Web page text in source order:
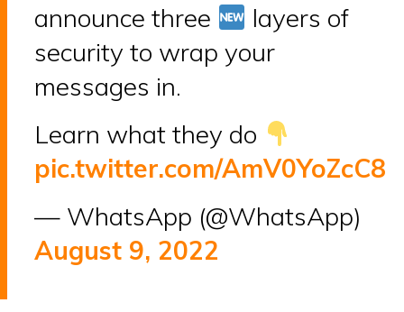
announce three
layers of
security to wrap your
messages in.
Learn what they do
pic.twitter.com/AmV0YoZcC8
— WhatsApp (@WhatsApp)
August 9, 2022